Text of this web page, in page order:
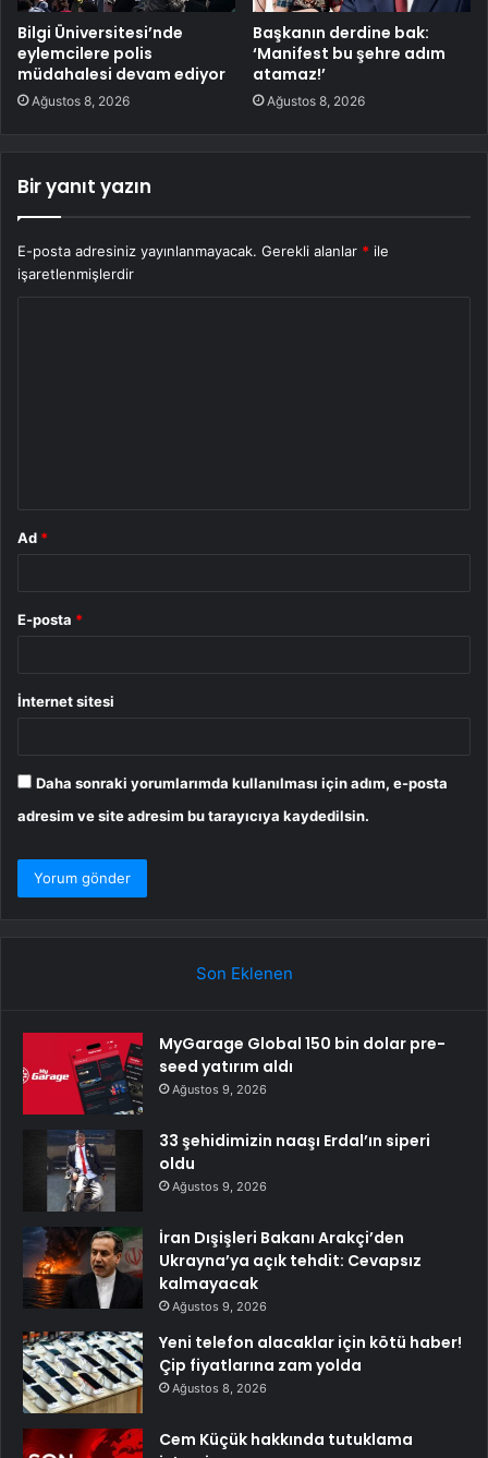
Bilgi Üniversitesi’nde
eylemcilere polis
müdahalesi devam ediyor
Ağustos 8, 2026
Başkanın derdine bak:
‘Manifest bu şehre adım
atamaz!’
Ağustos 8, 2026
Bir yanıt yazın
E-posta adresiniz yayınlanmayacak. Gerekli alanlar * ile
işaretlenmişlerdir
Ad *
E-posta *
İnternet sitesi
Daha sonraki yorumlarımda kullanılması için adım, e-posta
adresim ve site adresim bu tarayıcıya kaydedilsin.
Son Eklenen
MyGarage Global 150 bin dolar pre-
seed yatırım aldı
Ağustos 9, 2026
33 şehidimizin naaşı Erdal’ın siperi
oldu
Ağustos 9, 2026
İran Dışişleri Bakanı Arakçi’den
Ukrayna’ya açık tehdit: Cevapsız
kalmayacak
Ağustos 9, 2026
Yeni telefon alacaklar için kötü haber!
Çip fiyatlarına zam yolda
Ağustos 8, 2026
Cem Küçük hakkında tutuklama